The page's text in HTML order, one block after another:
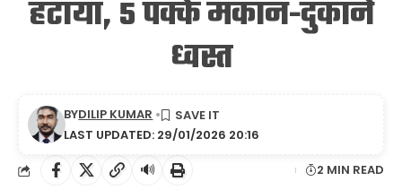
हटाया, 5 पक्के मकान-दुकानें
ध्वस्त
LAST UPDATED: 29/01/2026 20:16
BYDILIP KUMAR
🔊 2 MIN READ